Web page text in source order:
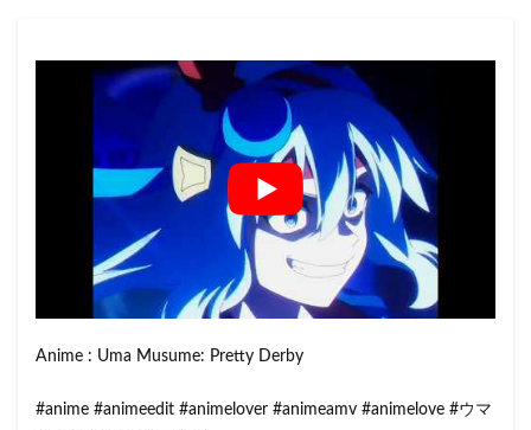
Anime : Uma Musume: Pretty Derby
#anime #animeedit #animelover #animeamv #animelove #ウマ